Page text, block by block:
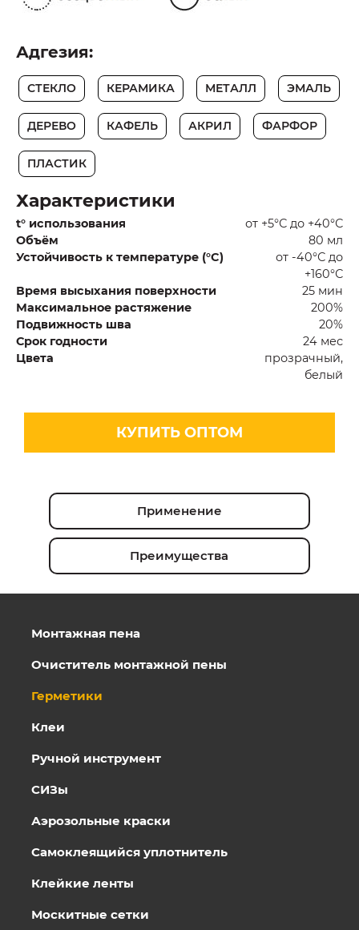
Адгезия:
СТЕКЛО КЕРАМИКА МЕТАЛЛ ЭМАЛЬ
ДЕРЕВО КАФЕЛЬ АКРИЛ ФАРФОР
ПЛАСТИК
Характеристики
t° использования
от +5°С до +40°С
Объём
80 мл
Устойчивость к температуре (°C)
от -40°С до
+160°С
Время высыхания поверхности
25 мин
Максимальное растяжение
200%
Подвижность шва
20%
Срок годности
24 мес
Цвета
прозрачный,
белый
КУПИТЬ ОПТОМ
Применение
Преимущества
Монтажная пена
Очиститель монтажной пены
Герметики
Клеи
Ручной инструмент
СИЗы
Аэрозольные краски
Самоклеящийся уплотнитель
Клейкие ленты
Москитные сетки